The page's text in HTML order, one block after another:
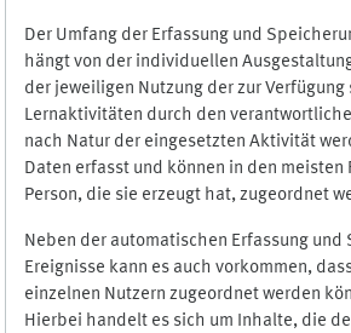
Der Umfang der Erfassung und
hängt von der individuellen
der jeweiligen Nutzung der zur Verfügung
Lernaktivitäten durch den
nach Natur der eingesetzten Aktivität
Daten erfasst und können in den meisten
Person, die sie erzeugt hat, zugeordnet
Neben der automatischen Erfassung und
Ereignisse kann es auch vorkommen,
einzelnen Nutzern zugeordnet werden
Hierbei handelt es sich um Inhalte, die